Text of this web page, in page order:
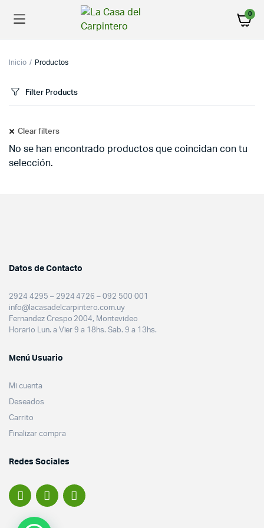
0
Inicio Productos
Filter Products
Clear filters
No se han encontrado productos que coincidan con tu
selección.
Datos de Contacto
2924 4295 – 2924 4726 – 092 500 001
info@lacasadelcarpintero.com.uy
Fernandez Crespo 2004, Montevideo
Horario Lun. a Vier 9 a 18hs. Sab. 9 a 13hs.
Menú Usuario
Mi cuenta
Deseados
Carrito
Finalizar compra
Redes Sociales